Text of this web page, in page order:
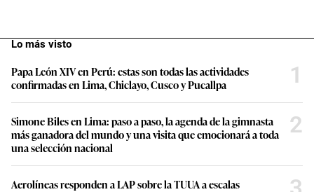
Lo más visto
Papa León XIV en Perú: estas son todas las actividades
confirmadas en Lima, Chiclayo, Cusco y Pucallpa
1
Simone Biles en Lima: paso a paso, la agenda de la gimnasta
más ganadora del mundo y una visita que emocionará a toda
una selección nacional
2
Aerolíneas responden a LAP sobre la TUUA a escalas